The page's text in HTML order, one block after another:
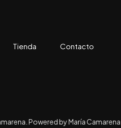
Tienda Contacto
Powered by María Camarena